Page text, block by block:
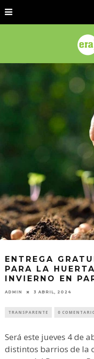
ENTREGA
PARA LA
INVIERNO EN
ADMIN 3 ABRIL, 2024
TRANSPARENTE 0
Será este jueves 4 de
distintos barrios de la